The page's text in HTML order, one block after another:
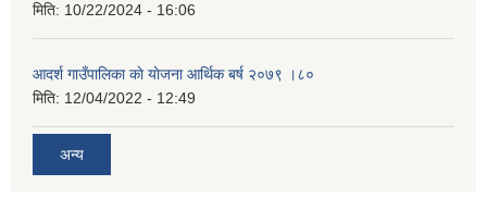
मिति: 10/22/2024 - 16:06
आदर्श गाउँपालिका काे याेजना आर्थिक बर्ष २०७९ ।८०
मिति: 12/04/2022 - 12:49
अन्य